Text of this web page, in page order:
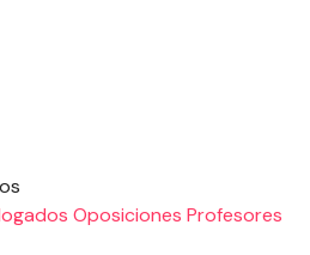
Oposiciones Profesores